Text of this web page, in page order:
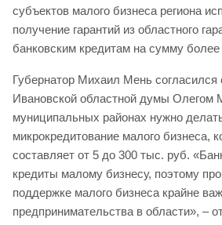
субъектов малого бизнеса региона
получение гарантий из областного
банковским кредитам на сумму
Губернатор Михаил Мень согласился
Ивановской областной думы Олегом
муниципальных районах нужно
микрокредитование малого бизнеса,
составляет от 5 до 300 тыс. руб.
кредиты малому бизнесу, поэтому
поддержке малого бизнеса крайне
предпринимательства в области», –